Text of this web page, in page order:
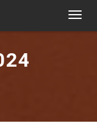
T
o
a